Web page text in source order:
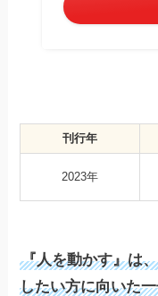
刊行年
2023年
『人を動かす』は
したい方に向いた